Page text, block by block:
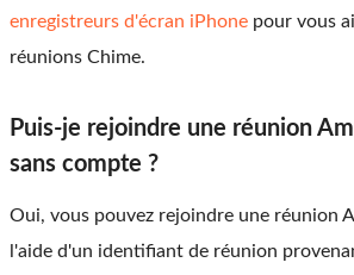
enregistreurs d'écran iPhone pour vous
réunions Chime.
Puis-je rejoindre une réunion
sans compte ?
Oui, vous pouvez rejoindre une réunion
l'aide d'un identifiant de réunion